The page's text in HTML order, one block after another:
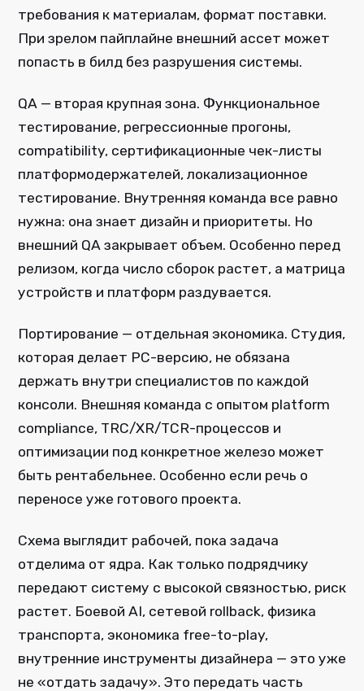
требования к материалам, формат поставки.
При зрелом пайплайне внешний ассет может
попасть в билд без разрушения системы.
QA — вторая крупная зона. Функциональное
тестирование, регрессионные прогоны,
compatibility, сертификационные чек-листы
платформодержателей, локализационное
тестирование. Внутренняя команда все равно
нужна: она знает дизайн и приоритеты. Но
внешний QA закрывает объем. Особенно перед
релизом, когда число сборок растет, а матрица
устройств и платформ раздувается.
Портирование — отдельная экономика. Студия,
которая делает PC-версию, не обязана
держать внутри специалистов по каждой
консоли. Внешняя команда с опытом platform
compliance, TRC/XR/TCR-процессов и
оптимизации под конкретное железо может
быть рентабельнее. Особенно если речь о
переносе уже готового проекта.
Схема выглядит рабочей, пока задача
отделима от ядра. Как только подрядчику
передают систему с высокой связностью, риск
растет. Боевой AI, сетевой rollback, физика
транспорта, экономика free-to-play,
внутренние инструменты дизайнера — это уже
не «отдать задачу». Это передать часть